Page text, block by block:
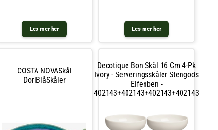
Les mer her Les mer her
COSTA NOVASkål
DoriBlåSkåler
Decotique Bon Skål 16 Cm 4-Pk
Ivory - Serveringsskåler Stengods
Elfenben -
402143+402143+402143+402143